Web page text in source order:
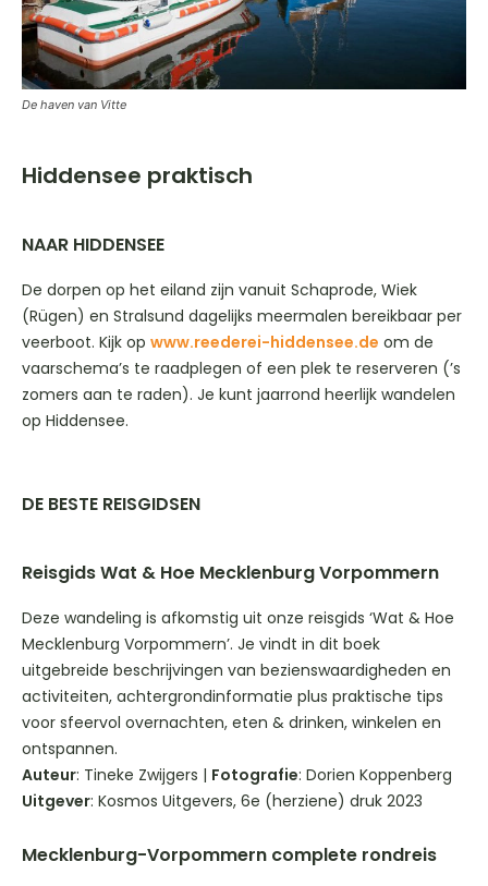
De haven van Vitte
Hiddensee praktisch
NAAR HIDDENSEE
De dorpen op het eiland zijn vanuit Schaprode, Wiek
(Rügen) en Stralsund dagelijks meermalen bereikbaar per
veerboot. Kijk op www.reederei-hiddensee.de om de
vaarschema’s te raadplegen of een plek te reserveren (’s
zomers aan te raden). Je kunt jaarrond heerlijk wandelen
op Hiddensee.
DE BESTE REISGIDSEN
Reisgids Wat & Hoe Mecklenburg Vorpommern
Deze wandeling is afkomstig uit onze reisgids ‘Wat & Hoe
Mecklenburg Vorpommern’. Je vindt in dit boek
uitgebreide beschrijvingen van bezienswaardigheden en
activiteiten, achtergrondinformatie plus praktische tips
voor sfeervol overnachten, eten & drinken, winkelen en
ontspannen.
Auteur: Tineke Zwijgers | Fotografie: Dorien Koppenberg
Uitgever: Kosmos Uitgevers, 6e (herziene) druk 2023
Mecklenburg-Vorpommern complete rondreis